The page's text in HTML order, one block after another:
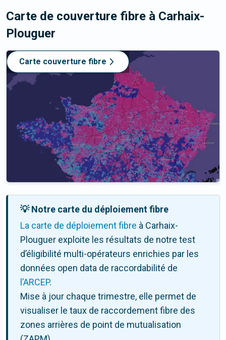
Carte de couverture fibre à Carhaix-
Plouguer
Carte couverture fibre
💡 Notre carte du déploiement fibre
La carte de déploiement fibre à Carhaix-
Plouguer exploite les résultats de notre test
d’éligibilité multi-opérateurs enrichies par les
données open data de raccordabilité de
l’ARCEP.
Mise à jour chaque trimestre, elle permet de
visualiser le taux de raccordement fibre des
zones arrières de point de mutualisation